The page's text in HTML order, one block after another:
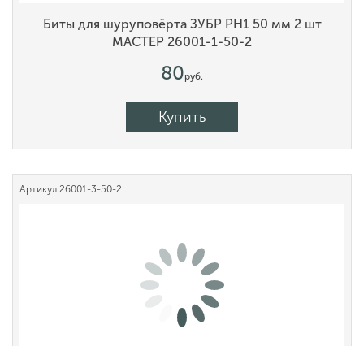
Биты для шуруповёрта ЗУБР PH1 50 мм 2 шт
МАСТЕР 26001-1-50-2
80руб.
Купить
Артикул 26001-3-50-2